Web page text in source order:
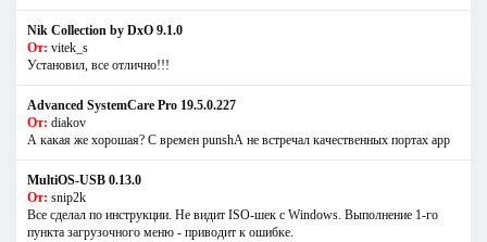
Nik Collection by DxO 9.1.0
От: vitek_s
Установил, все отлично!!!
Advanced SystemCare Pro 19.5.0.227
От: diakov
А какая же хорошая? С времен punshА не встречал качественных портах app
MultiOS-USB 0.13.0
От: snip2k
Все сделал по инструкции. Не видит ISO-шек с Windows. Выполнение 1-го
пункта загрузочного меню - приводит к ошибке.